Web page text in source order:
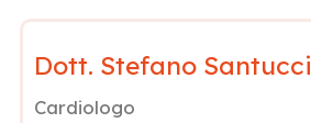
Dott. Stefano Santucci
Cardiologo